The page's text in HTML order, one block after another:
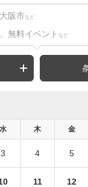
阪市 など
無料イベント など
水 木 金
3 4 5
11 12